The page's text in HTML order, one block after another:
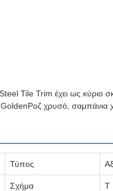
Tile Trim έχει ως
χρυσό, σαμπάνια
Τύπος
Σχήμα Τ